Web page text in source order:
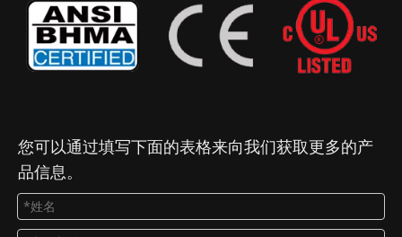
您可以通过填写下面的表格来向我们获取更多的产
品信息。